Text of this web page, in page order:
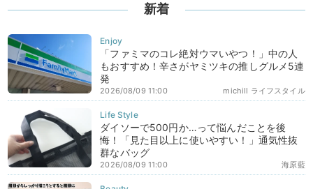
新着
「ファミマのコレ絶対ウマいやつ！」中の人
もおすすめ！辛さがヤミツキの推しグルメ5連
発
michill ライフスタイル
2026/08/09 11:00
ダイソーで500円か…って悩んだことを後
悔！「見た目以上に使いやすい！」通気性抜
群なバッグ
海原藍
2026/08/09 11:00